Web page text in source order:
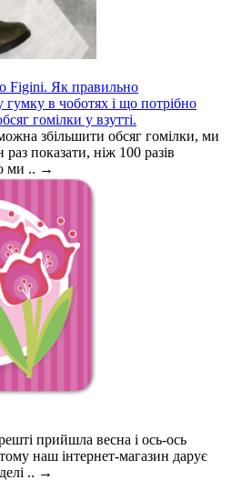
Figini. Як правильно
гумку в чоботях і що потрібно
гомілки у взутті.
збільшити обсяг гомілки, ми
показати, ніж 100 разів
ми .. →
прийшла весна і ось-ось
наш інтернет-магазин дарує
.. →